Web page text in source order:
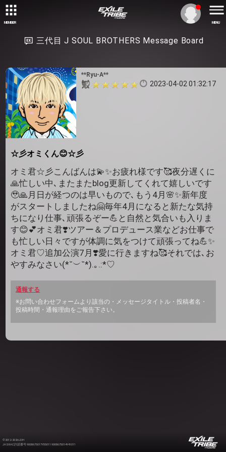
MEMBER MENU
三代目 J SOUL BROTHERS Message Board
**Ryu-A**
2023-04-02 01:32:17
☆彡オミくん😊☆彡
オミ君☆彡こんばんは💫✨お疲れ様です🥰夜分遅くに
🙏忙しい中､またまたblog更新してくれて嬉しいです
🥹🙏月日が経つのは早いもので､もう4月🌸✨新年度
がスタートしましたね🤗毎年4月になると新たな気持
ちになり仕事､頑張るぞー💪と自然と気合いも入りま
す😊💕オミ君❣️ツアー＆プロデュース業などお仕事で
も忙しい日々ですが体調に気をつけて頑張ってね💪✨
オミ君♡追加公演7月❣️愛に行きますね🥰それでは､お
やすみなさい(*˘︶˘*).｡.:*♡
通報する
※お問い合わせフォームより該当の・メッセージタイトル・投稿者名・
投稿時間・通報理由をご報告下さい。
©2012-2026 LDH
JASRAC許諾番号 9008675017Y55011 9008675014Y41011